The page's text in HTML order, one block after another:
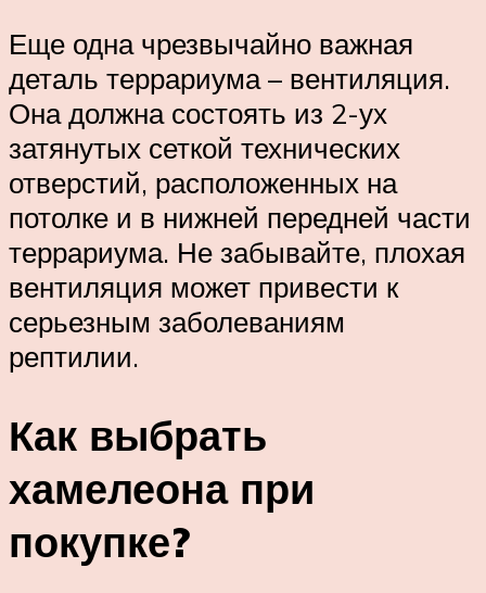
Еще одна чрезвычайно важная
деталь террариума – вентиляция.
Она должна состоять из 2-ух
затянутых сеткой технических
отверстий, расположенных на
потолке и в нижней передней части
террариума. Не забывайте, плохая
вентиляция может привести к
серьезным заболеваниям
рептилии.
Как выбрать
хамелеона при
покупке?